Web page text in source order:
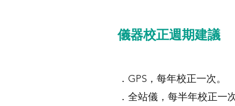
儀器校正週期建議
．GPS，每年校正一次。
．全站儀，每半年校正一次